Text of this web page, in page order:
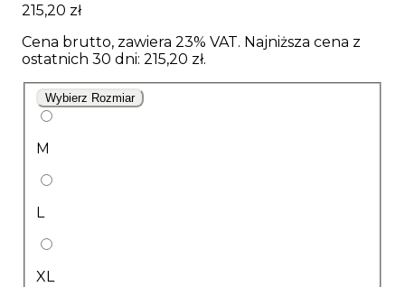
215,20 zł
Cena brutto, zawiera 23% VAT. Najniższa cena z
ostatnich 30 dni: 215,20 zł.
Wybierz Rozmiar
M
L
XL